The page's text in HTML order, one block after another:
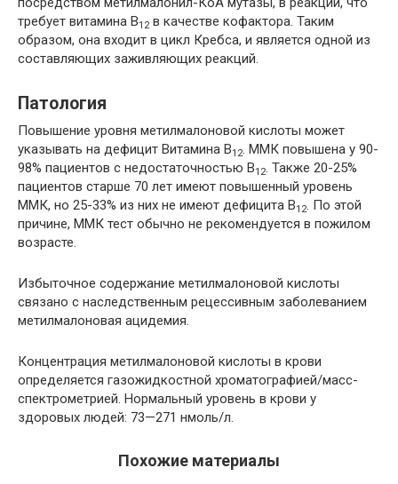
требует витамина B12 в качестве кофактора. Таким
образом, она входит в цикл Кребса, и является одной из
составляющих заживляющих реакций.
Патология
Повышение уровня метилмалоновой кислоты может
указывать на дефицит Витамина B12. MMК повышена у 90-
98% пациентов с недостаточностью B12. Также 20-25%
пациентов старше 70 лет имеют повышенный уровень
ММК, но 25-33% из них не имеют дефицита B12. По этой
причине, MMК тест обычно не рекомендуется в пожилом
возрасте.
Избыточное содержание метилмалоновой кислоты
связано с наследственным рецессивным заболеванием
метилмалоновая ацидемия.
Концентрация метилмалоновой кислоты в крови
определяется газожидкостной хроматографией/масс-
спектрометрией. Нормальный уровень в крови у
здоровых людей: 73—271 нмоль/л.
Похожие материалы